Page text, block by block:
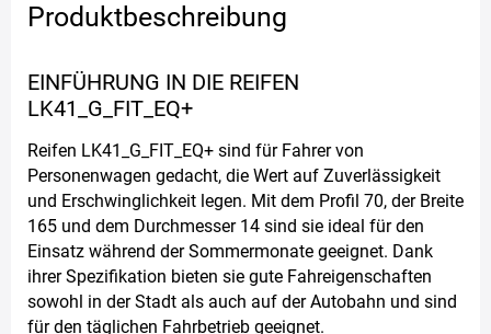
Produktbeschreibung
EINFÜHRUNG IN DIE REIFEN
LK41_G_FIT_EQ+
Reifen LK41_G_FIT_EQ+ sind für Fahrer von
Personenwagen gedacht, die Wert auf Zuverlässigkeit
und Erschwinglichkeit legen. Mit dem Profil 70, der Breite
165 und dem Durchmesser 14 sind sie ideal für den
Einsatz während der Sommermonate geeignet. Dank
ihrer Spezifikation bieten sie gute Fahreigenschaften
sowohl in der Stadt als auch auf der Autobahn und sind
für den täglichen Fahrbetrieb geeignet.